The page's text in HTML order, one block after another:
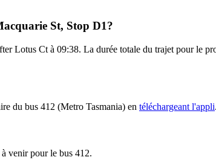
St, Stop D1?
Lotus Ct à 09:38. La durée totale du trajet pour le
du bus 412 (Metro Tasmania) en téléchargeant l'appli.
venir pour le bus 412.